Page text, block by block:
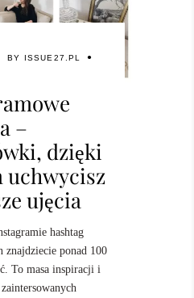
BY ISSUE27.PL
–
dzięki
ujęcia
hashtag
znajdziecie ponad 100
To masa inspiracji i